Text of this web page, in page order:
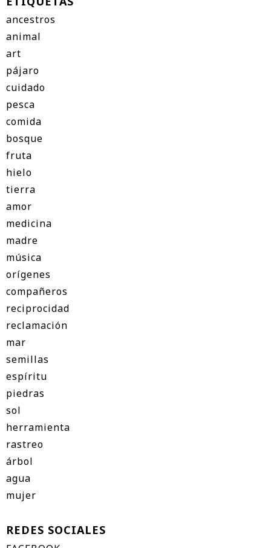
ancestros
animal
art
pájaro
cuidado
pesca
comida
bosque
fruta
hielo
tierra
amor
medicina
madre
música
orígenes
compañeros
reciprocidad
reclamación
mar
semillas
espíritu
piedras
sol
herramienta
rastreo
árbol
agua
mujer
REDES SOCIALES